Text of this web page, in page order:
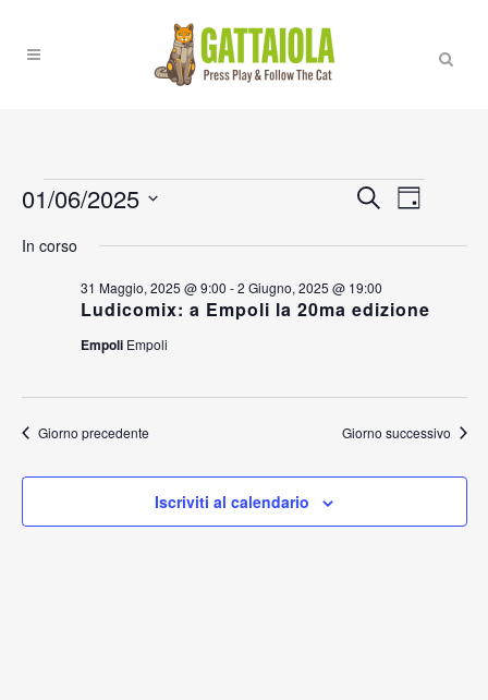
Eventi
for
Giugno,
2025
EVENTI
VISTE
Cerca
Giorno
01/06/2025
la
In corso
Ludicomix: a Empoli la 20ma edizione
31 Maggio, 2025 @ 9:00 -2 Giugno, 2025 @ 19:00
Empoli Empoli
Giorno precedente Giorno successivo
Iscriviti al calendario